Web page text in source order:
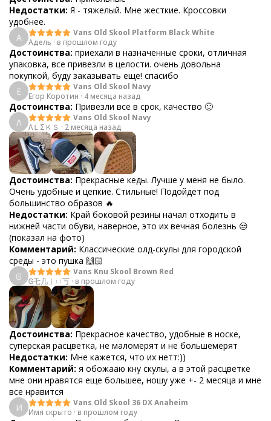
Недостатки: Я - тяжелый. Мне жесткие. Кроссовки
удобнее.
А
Vans Old Skool Platform Black White
Адель · в прошлом году
Достоинства: приехали в назначенные сроки, отличная
упаковка, все привезли в целости. очень довольна
покупкой, буду заказывать еще! спасибо
Е
Vans Old Skool Navy
Егор Коротин · 4 месяца назад
Достоинства: Привезли все в срок, качество 🙂
Λ
Vans Old Skool Navy
ΛＬΣＫＳ · 2 месяца назад
Достоинства: Прекрасные кеды. Лучше у меня не было.
Очень удобные и цепкие. Стильные! Подойдет под
большинство образов 🔥
Недостатки: Край боковой резины начал отходить в
нижней части обуви, наверное, это их вечная болезнь 😒
(показал на фото)
Комментарий: Классические олд-скулы для городской
среды - это пушка 🙌🏻
Ꮆ
Vans Knu Skool Brown Red
Ꮆ乇几丨ㄩ丂 · в прошлом году
Достоинства: Прекрасное качество, удобные в носке,
суперская расцветка, не маломерят и не большемерят
Недостатки: Мне кажется, что их нетт:))
Комментарий: я обожааю кну скулы, а в этой расцветке
мне они нравятся еще большее, ношу уже +- 2 месяца и мне
все нравится
И
Vans Old Skool 36 DX Anaheim
Имя скрыто · в прошлом году